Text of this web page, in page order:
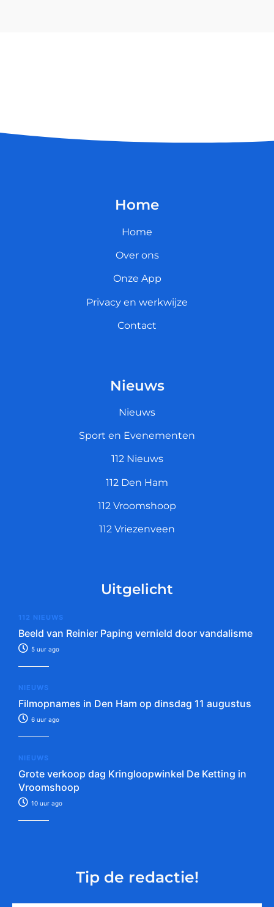
Home
Home
Over ons
Onze App
Privacy en werkwijze
Contact
Nieuws
Nieuws
Sport en Evenementen
112 Nieuws
112 Den Ham
112 Vroomshoop
112 Vriezenveen
Uitgelicht
112 NIEUWS
Beeld van Reinier Paping vernield door vandalisme
5 uur ago
NIEUWS
Filmopnames in Den Ham op dinsdag 11 augustus
6 uur ago
NIEUWS
Grote verkoop dag Kringloopwinkel De Ketting in
Vroomshoop
10 uur ago
Tip de redactie!